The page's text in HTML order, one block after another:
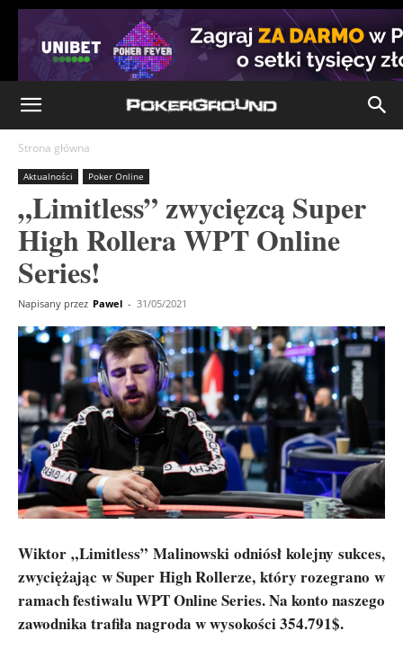
Strona główna
Aktualności Poker Online
„Limitless” zwycięzcą Super
High Rollera WPT Online
Series!
Napisany przez Pawel - 31/05/2021
Wiktor „Limitless” Malinowski odniósł kolejny sukces,
zwyciężając w Super High Rollerze, który rozegrano w
ramach festiwalu WPT Online Series. Na konto naszego
zawodnika trafiła nagroda w wysokości 354.791$.